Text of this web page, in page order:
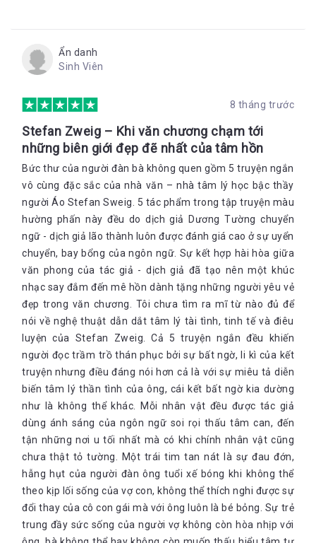
Ẩn danh
Sinh Viên
8 tháng trước
Stefan Zweig – Khi văn chương chạm tới
những biên giới đẹp đẽ nhất của tâm hồn
Bức thư của người đàn bà không quen gồm 5 truyện ngắn
vô cùng đặc sắc của nhà văn – nhà tâm lý học bậc thầy
người Áo Stefan Sweig. 5 tác phẩm trong tập truyện màu
hường phấn này đều do dịch giả Dương Tường chuyển
ngữ - dịch giả lão thành luôn được đánh giá cao ở sự uyển
chuyển, bay bổng của ngôn ngữ. Sự kết hợp hài hòa giữa
văn phong của tác giả - dịch giả đã tạo nên một khúc
nhạc say đắm đến mê hồn dành tặng những người yêu vẻ
đẹp trong văn chương. Tôi chưa tìm ra mĩ từ nào đủ để
nói về nghệ thuật dẫn dắt tâm lý tài tình, tinh tế và điêu
luyện của Stefan Zweig. Cả 5 truyện ngắn đều khiến
người đọc trầm trồ thán phục bởi sự bất ngờ, li kì của kết
truyện nhưng điều đáng nói hơn cả là với sự miêu tả diễn
biến tâm lý thần tình của ông, cái kết bất ngờ kia dường
như là không thể khác. Mỗi nhân vật đều được tác giả
dùng ánh sáng của ngôn ngữ soi rọi thấu tâm can, đến
tận những nơi u tối nhất mà có khi chính nhân vật cũng
chưa thật tỏ tường. Một trái tim tan nát là sự đau đớn,
hẫng hụt của người đàn ông tuổi xế bóng khi không thể
theo kịp lối sống của vợ con, không thể thích nghi được sự
đổi thay của cô con gái mà với ông luôn là bé bỏng. Sự trẻ
trung đầy sức sống của người vợ không còn hòa nhịp với